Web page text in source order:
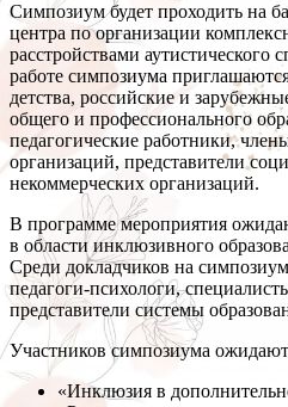
Симпозиум будет проходить на
центра по организации
расстройствами аутистического
работе симпозиума
детства, российские и
общего и профессионального
педагогические работники,
организаций, представители
некоммерческих организаций.
В программе мероприятия
в области инклюзивного
Среди докладчиков на
педагоги-психологи,
представители системы
Участников симпозиума
«Инклюзия в